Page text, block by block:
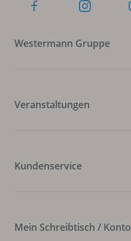
Westermann Gruppe
Veranstaltungen
Kundenservice
Mein Schreibtisch / Konto